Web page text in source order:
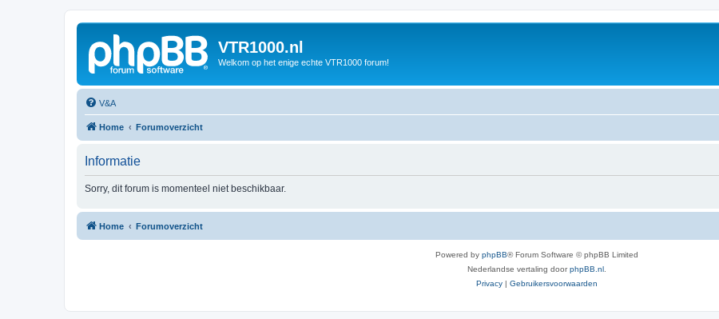
VTR1000.nl
Welkom op het enige echte VTR1000 forum!
V&A
Home Forumoverzicht
Informatie
Sorry, dit forum is momenteel niet beschikbaar.
Home Forumoverzicht
Powered by phpBB® Forum Software © phpBB Limited
Nederlandse vertaling doorphpBB.nl
Privacy | Gebruikersvoorwaarden